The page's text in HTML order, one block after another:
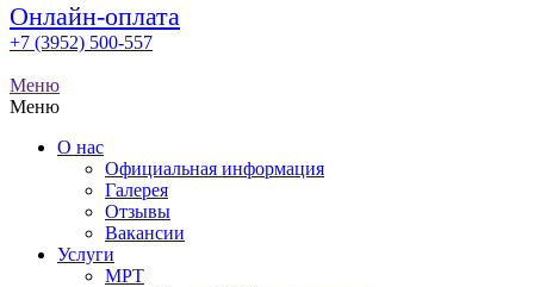
Онлайн-оплата
+7 (3952) 500-557
Меню
Меню
О нас
Официальная информация
Галерея
Отзывы
Вакансии
Услуги
МРТ